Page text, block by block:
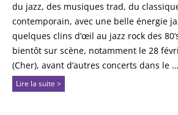
du jazz, des musiques trad, du
contemporain, avec une belle énergie
quelques clins d’œil au jazz rock des
bientôt sur scène, notamment le 28
(Cher), avant d’autres concerts dans le …
Lire la suite >